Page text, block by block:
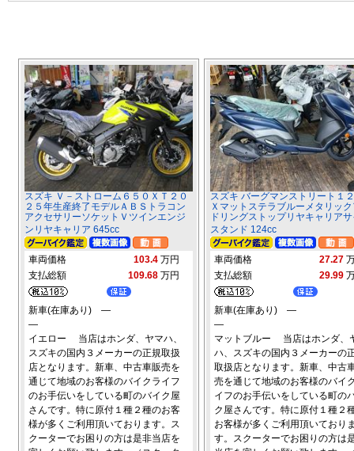
スズキ Ｖ－ストローム６５０ＸＴ２０
２５年生産終了モデルＡＢＳトラコン
アクセサリーソケットＶツインエンジ
ンリヤキャリア 645cc
車両価格 103.4 万円
支払総額
109.68 万円
新車(在庫あり) ―
―
イエロー 当店はホンダ、ヤマハ、
スズキの国内３メーカーの正規取扱
店となります。新車、中古車販売を
通じて地域のお客様のバイクライフ
のお手伝いをしている町のバイク屋
さんです。特に原付１種２種のお客
様が多くご利用頂いております。ス
クーターでお困りの方は是非当店を
スズキ バーグマンストリート１
Ｘマットステラブルーメタリッ
ドリングストップリヤキャリア
スタンド 124cc
車両価格 27.27
支払総額
29.99
新車(在庫あり) ―
―
マットブルー 当店はホンダ、
ハ、スズキの国内３メーカーの
取扱店となります。新車、中古
売を通じて地域のお客様のバイ
イフのお手伝いをしている町の
ク屋さんです。特に原付１種２
お客様が多くご利用頂いており
す。スクーターでお困りの方は